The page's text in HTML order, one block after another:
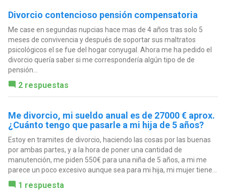
Divorcio contencioso pensión compensatoria
Me case en segundas nupcias hace mas de 4 años tras solo 5
meses de convivencia y después de soportar sus maltratos
psicológicos el se fue del hogar conyugal. Ahora me ha pedido el
divorcio quería saber si me correspondería algún tipo de de
pensión...
2 respuestas
Me divorcio, mi sueldo anual es de 27000 € aprox.
¿Cuánto tengo que pasarle a mi hija de 5 años?
Estoy en tramites de divorcio, haciendo las cosas por las buenas
por ambas partes, y a la hora de poner una cantidad de
manutención, me piden 550€ para una niña de 5 años, a mi me
parece un poco excesivo aunque sea para mi hija, mi mujer tiene...
1 respuesta